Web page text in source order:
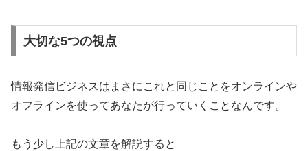
大切な5つの視点
情報発信ビジネスはまさにこれと同じことをオンラインや
オフラインを使ってあなたが行っていくことなんです。
もう少し上記の文章を解説すると